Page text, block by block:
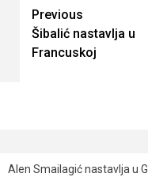
Continue
Reading
Previous
Šibalić nastavlja u
Francuskoj
Alen Smailagić nastavlja u